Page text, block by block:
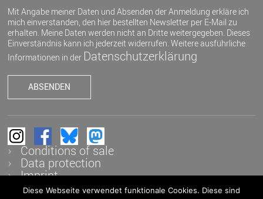
Mit Angabe meiner Daten und Absenden der Anmeldung erkläre ich
mich einverstanden, den hier bestellten Newsletter per E-Mail zu
erhalten. Meine Daten werden nicht an Dritte weitergegeben. Dieses
Einverständnis kann ich jederzeit widerrufen. Weitere ausführliche
Informationen in der Datenschutzerklärung
Conditions of sale
Data protection
Imprint
Diese Webseite verwendet funktionale Cookies. Diese sind